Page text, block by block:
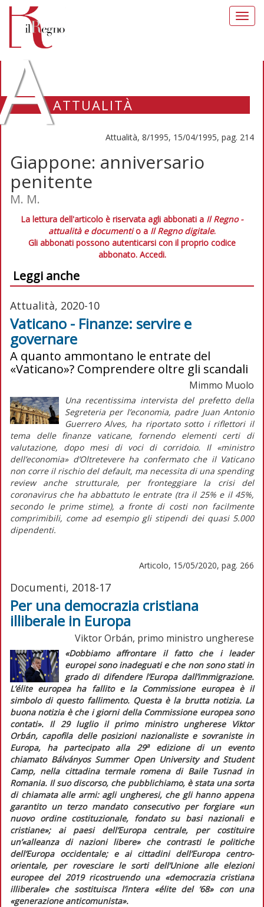
ATTUALITÀ
Attualità, 8/1995, 15/04/1995, pag. 214
Giappone: anniversario
penitente
M. M.
La lettura dell'articolo è riservata agli abbonati a Il Regno -
attualità e documentio a Il Regno digitale.
Gli abbonati possono autenticarsi con il proprio codice
abbonato. Accedi.
Leggi anche
Attualità, 2020-10
Vaticano - Finanze: servire e
governare
A quanto ammontano le entrate del
«Vaticano»? Comprendere oltre gli scandali
Mimmo Muolo
Una recentissima intervista del prefetto della
Segreteria per l’economia, padre Juan Antonio
Guerrero Alves, ha riportato sotto i riflettori il
tema delle finanze vaticane, fornendo elementi certi di
valutazione, dopo mesi di voci di corridoio. Il «ministro
dell’economia» d’Oltretevere ha confermato che il Vaticano
non corre il rischio del default, ma necessita di una spending
review anche strutturale, per fronteggiare la crisi del
coronavirus che ha abbattuto le entrate (tra il 25% e il 45%,
secondo le prime stime), a fronte di costi non facilmente
comprimibili, come ad esempio gli stipendi dei quasi 5.000
dipendenti.
Articolo, 15/05/2020, pag. 266
Documenti, 2018-17
Per una democrazia cristiana
illiberale in Europa
Viktor Orbán, primo ministro ungherese
«Dobbiamo affrontare il fatto che i leader
europei sono inadeguati e che non sono stati in
grado di difendere l’Europa dall’immigrazione.
L’éliteeuropea ha fallito e la Commissione europea è il
simbolo di questo fallimento. Questa è la brutta notizia. La
buona notizia è che i giorni della Commissione europea sono
contati». Il 29 luglio il primo ministro ungherese Viktor
Orbán, capofila delle posizioni nazionaliste e sovraniste in
Europa, ha partecipato alla 29aedizione di un evento
chiamato Bálványos Summer Open University and Student
Camp, nella cittadina termale romena di Baile Tusnad in
Romania. Il suo discorso, che pubblichiamo, è stata una sorta
di chiamata alle armi: agli ungheresi, che gli hanno appena
garantito un terzo mandato consecutivo per forgiare «un
nuovo ordine costituzionale, fondato su basi nazionali e
cristiane»;ai paesi dell’Europa centrale, per costituire
un’«alleanza di nazioni libere»che contrasti le politiche
dell’Europa occidentale; e ai cittadini dell’Europa centro-
orientale, per rovesciare le sorti dell’Unione alle elezioni
europee del 2019 ricostruendo una «democrazia cristiana
illiberale» che sostituisca l’intera «élite del ’68»con una
«generazione anticomunista».